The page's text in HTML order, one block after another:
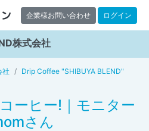
企業様お問い合わせ ログイン
株式会社
社
Drip Coffee "SHIBUYA BLEND"
ーヒー!｜モニター
さん